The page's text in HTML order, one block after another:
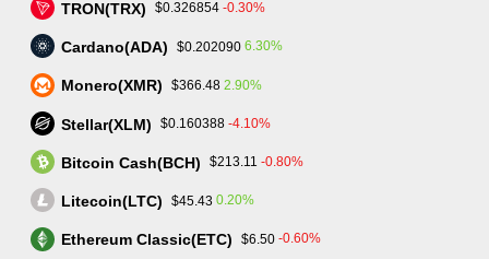
L’avenir du trading : SmartPortfolio Trading, la
monnaies
TRON(TRX) $0.326854 -0.30%
Cardano(ADA) $0.202090 6.30%
Monero(XMR) $366.48 2.90%
Stellar(XLM) $0.160388 -4.10%
Bitcoin Cash(BCH) $213.11 -0.80%
Litecoin(LTC) $45.43 0.20%
Ethereum Classic(ETC) $6.50 -0.60%